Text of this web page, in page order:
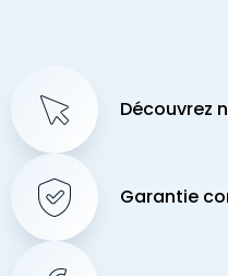
Découvrez
Garantie